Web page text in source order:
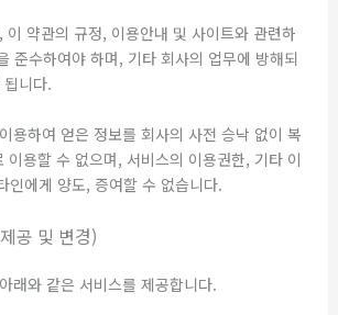
이 약관의 규정, 이용안내 및 사이트와 관련하
준수하여야 하며, 기타 회사의 업무에 방해되
니다.
용하여 얻은 정보를 회사의 사전 승낙 없이 복
이용할 수 없으며, 서비스의 이용권한, 기타 이
인에게 양도, 증여할 수 없습니다.
공 및 변경)
래와 같은 서비스를 제공합니다.